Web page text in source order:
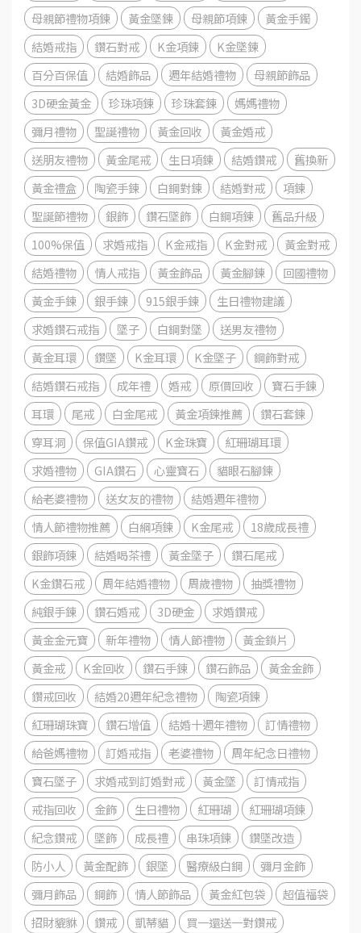
母親節禮物項鍊 黃金墜鍊 母親節項鍊
黃金手鐲
結婚戒指
鑽石對戒 K金項鍊
K金墜鍊
百分百保值
結婚飾品 週年結婚禮物
母親節飾品
3D硬金黃金
珍珠項鍊 珍珠套鍊
媽媽禮物
彌月禮物
聖誕禮物 黃金回收
黃金婚戒
送朋友禮物
黃金尾戒 生日項鍊 結婚鑽戒
舊換新
黃金禮盒
陶瓷手鍊 白鋼對鍊 結婚對戒
項鍊
聖誕節禮物
銀飾 鑽石墜飾 白鋼項鍊
舊品升級
100%保值
求婚戒指 K金戒指 K金對戒
黃金對戒
結婚禮物
情人戒指 黃金飾品 黃金腳鍊
回國禮物
黃金手鍊
銀手鍊 915銀手鍊
生日禮物建議
求婚鑽石戒指
墜子 白鋼對墜
送男友禮物
黃金耳環
鑽墜 K金耳環 K金墜子
鋼飾對戒
結婚鑽石戒指
成年禮 婚戒 原價回收
寶石手鍊
耳環
尾戒 白金尾戒 黃金項鍊推薦
鑽石套鍊
穿耳洞
保值GIA鑽戒 K金珠寶
紅珊瑚耳環
求婚禮物
GIA鑽石 心靈寶石
貓眼石腳鍊
給老婆禮物
送女友的禮物
結婚週年禮物
情人節禮物推薦
白綱項鍊 K金尾戒
18歲成長禮
銀飾項鍊
結婚喝茶禮 黃金墜子
鑽石尾戒
K金鑽石戒
周年結婚禮物 周歲禮物
抽獎禮物
純銀手鍊
鑽石婚戒 3D硬金
求婚鑽戒
黃金金元寶
新年禮物 情人節禮物
黃金鎖片
黃金戒
K金回收 鑽石手鍊 鑽石飾品
黃金金飾
鑽戒回收
結婚20週年紀念禮物
陶瓷項鍊
紅珊瑚珠寶
鑽石增值 結婚十週年禮物
訂情禮物
給爸媽禮物
訂婚戒指 老婆禮物
周年紀念日禮物
寶石墜子
求婚戒到訂婚對戒 黃金墜
訂情戒指
戒指回收
金飾 生日禮物 紅珊瑚
紅珊瑚項鍊
紀念鑽戒
墜飾 成長禮 串珠項鍊
鑽墜改造
防小人
黃金配飾 銀墜 醫療級白鋼
彌月金飾
彌月飾品
鋼飾 情人節飾品 黃金紅包袋
超值福袋
招財貔貅
鑽戒 凱蒂貓
買一還送一對鑽戒